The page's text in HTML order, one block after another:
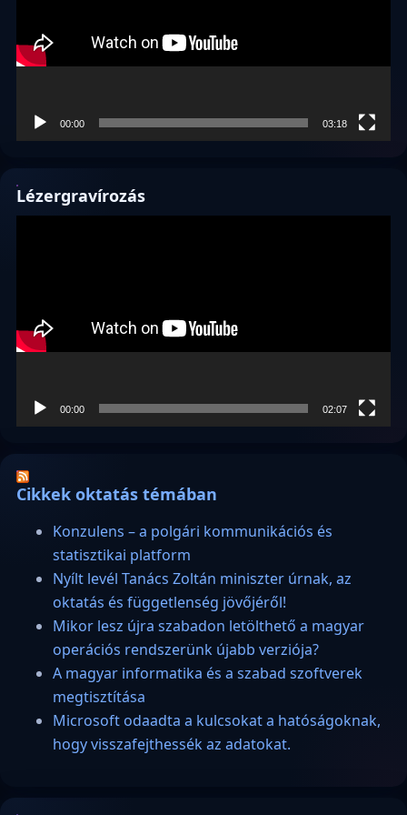
00:00 03:18
Lézergravírozás
00:00 02:07
Cikkek oktatás témában
Konzulens – a polgári kommunikációs és
statisztikai platform
Nyílt levél Tanács Zoltán miniszter úrnak, az
oktatás és függetlenség jövőjéről!
Mikor lesz újra szabadon letölthető a magyar
operációs rendszerünk újabb verziója?
A magyar informatika és a szabad szoftverek
megtisztítása
Microsoft odaadta a kulcsokat a hatóságoknak,
hogy visszafejthessék az adatokat.